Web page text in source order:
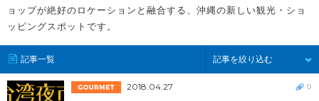
ョップが絶好のロケーションと融合する、沖縄の新しい観光・ショ
ッピングスポットです。
記事一覧 記事を絞り込む
2018.04.27 0